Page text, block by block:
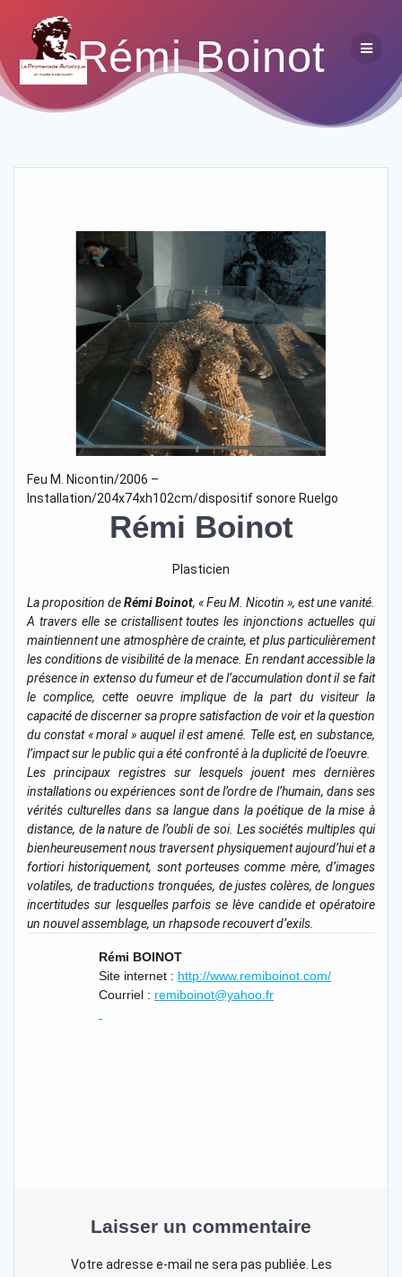
Rémi Boinot
Feu M. Nicontin/2006 –
Installation/204x74xh102cm/dispositif sonore Ruelgo
Rémi Boinot
Plasticien
La proposition deRémi Boinot, « Feu M. Nicotin », est une vanité.
A travers elle se cristallisent toutes les injonctions actuelles qui
maintiennent une atmosphère de crainte, et plus particulièrement
les conditions de visibilité de la menace. En rendant accessible la
présence in extenso du fumeur et de l’accumulation dont il se fait
le complice, cette oeuvre implique de la part du visiteur la
capacité de discerner sa propre satisfaction de voir et la question
du constat « moral » auquel il est amené. Telle est, en substance,
l’impact sur le public qui a été confronté à la duplicité de l’oeuvre.
Les principaux registres sur lesquels jouent mes dernières
installations ou expériences sont de l’ordre de l’humain, dans ses
vérités culturelles dans sa langue dans la poétique de la mise à
distance, de la nature de l’oubli de soi. Les sociétés multiples qui
bienheureusement nous traversent physiquement aujourd’hui et a
fortiori historiquement, sont porteuses comme mère, d’images
volatiles, de traductions tronquées, de justes colères, de longues
incertitudes sur lesquelles parfois se lève candide et opératoire
un nouvel assemblage, un rhapsode recouvert d’exils.
Rémi BOINOT
Site internet : http://www.remiboinot.com/
Courriel : remiboinot@yahoo.fr
Laisser un commentaire
Votre adresse e-mail ne sera pas publiée. Les